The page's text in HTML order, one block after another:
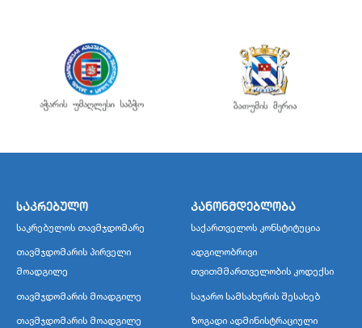
საკრებულო
საკრებულოს თავმჯდომარე
თავმჯდომარის პირველი
მოადგილე
თავმჯდომარის მოადგილე
თავმჯდომარის მოადგილე
კანონმდებლობა
საქართველოს კონსტიტუცია
ადგილობრივი
თვითმმართველობის კოდექსი
საჯარო სამსახურის შესახებ
ზოგადი ადმინისტრაციული